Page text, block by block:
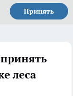
Принять
леса